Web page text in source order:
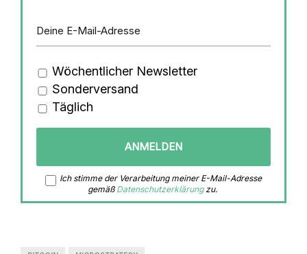
Wöchentlicher Newsletter
Sonderversand
Täglich
Ich stimme der Verarbeitung meiner E-Mail-Adresse
gemäß Datenschutzerklärungzu.